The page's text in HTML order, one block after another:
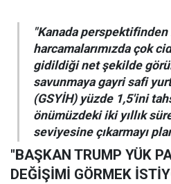
"Kanada perspektifinden
harcamalarımızda çok
gidildiği net şekilde
savunmaya gayri safi yurt
(GSYİH) yüzde 1,5'ini
önümüzdeki iki yıllık
seviyesine çıkarmayı
"BAŞKAN TRUMP YÜK
DEĞİŞİMİ GÖRMEK